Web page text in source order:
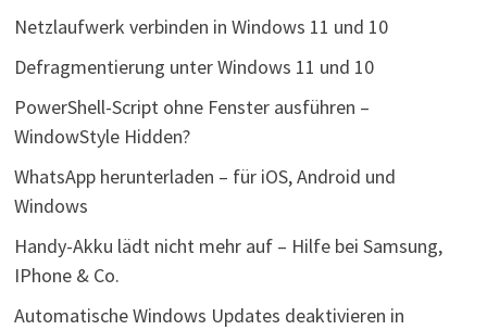
Netzlaufwerk verbinden in Windows 11 und 10
Defragmentierung unter Windows 11 und 10
PowerShell-Script ohne Fenster ausführen –
WindowStyle Hidden?
WhatsApp herunterladen – für iOS, Android und
Windows
Handy-Akku lädt nicht mehr auf – Hilfe bei Samsung,
IPhone & Co.
Automatische Windows Updates deaktivieren in